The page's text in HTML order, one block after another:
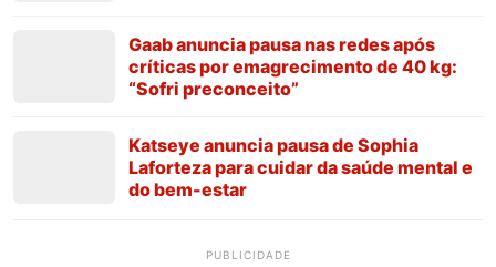
Gaab anuncia pausa nas redes após
críticas por emagrecimento de 40 kg:
“Sofri preconceito”
Katseye anuncia pausa de Sophia
Laforteza para cuidar da saúde mental e
do bem-estar
PUBLICIDADE